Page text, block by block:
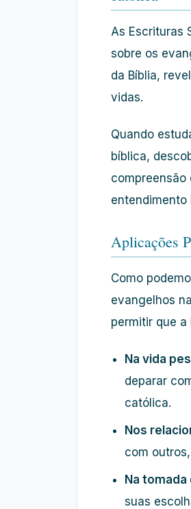
As Escrituras
sobre os
da Bíblia,
vidas.
Quando
bíblica,
compreensão
entendimento
Aplicações
Como
evangelhos
permitir que a
Na vida
deparar
católica.
Nos
com
Na
suas